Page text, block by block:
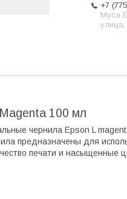
+7
​Муса
улица,
100 мл
чернила Epson L
предназначены для
печати и насыщенные